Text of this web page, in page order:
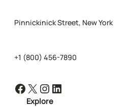
Pinnickinick Street, New York
+1 (800) 456-7890
Facebook X Instagram LinkedIn
Explore